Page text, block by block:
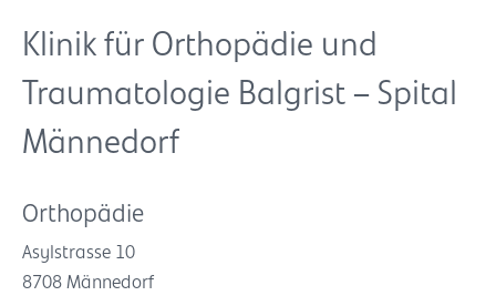
Klinik für Orthopädie und
Traumatologie Balgrist – Spital
Männedorf
Orthopädie
Asylstrasse 10
8708 Männedorf